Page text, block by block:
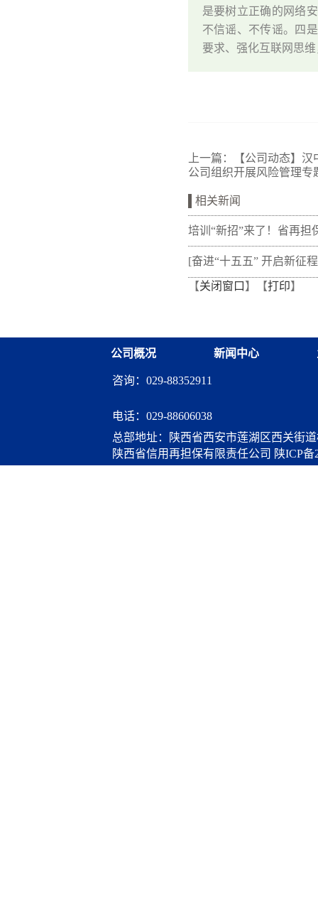
是要树立正确的网络
不信谣、不传谣。四
要求、强化互联网思
上一篇：
【公司动态】
公司组织开展风险管理专
相关新闻
培训“新招”来了！省再担
新"以审代训"， 让政策学
从"听"变"练"
[奋进“十五五” 开启新征
融资担保体系这样做](十
【关闭窗口 】【打印】
公司概况 新闻中心
咨询：029-88352911
电话： 029-88606038
陕西省信用再担保有限责任公司 陕ICP备
总部地址：陕西省西安市莲湖区西关街